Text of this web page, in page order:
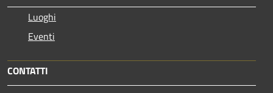
Luoghi
Eventi
CONTATTI